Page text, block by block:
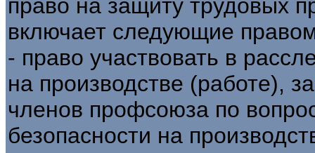
право на защиту трудовых
включает следующие
- право участвовать в
на производстве (работе),
членов профсоюза по
безопасности на